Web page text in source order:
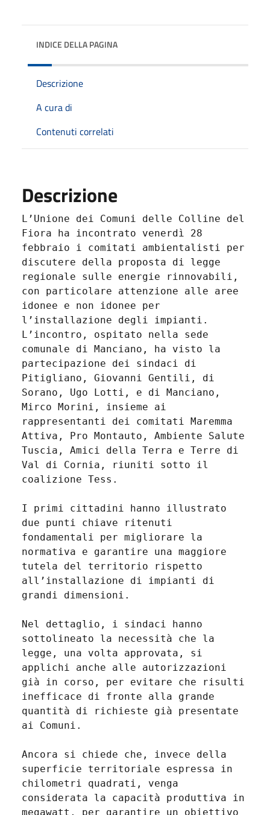
INDICE DELLA PAGINA
Descrizione
A cura di
Contenuti correlati
Descrizione
L’Unione dei Comuni delle Colline del
Fiora ha incontrato venerdì 28
febbraio i comitati ambientalisti per
discutere della proposta di legge
regionale sulle energie rinnovabili,
con particolare attenzione alle aree
idonee e non idonee per
l’installazione degli impianti.
L’incontro, ospitato nella sede
comunale di Manciano, ha visto la
partecipazione dei sindaci di
Pitigliano, Giovanni Gentili, di
Sorano, Ugo Lotti, e di Manciano,
Mirco Morini, insieme ai
rappresentanti dei comitati Maremma
Attiva, Pro Montauto, Ambiente Salute
Tuscia, Amici della Terra e Terre di
Val di Cornia, riuniti sotto il
coalizione Tess.
I primi cittadini hanno illustrato
due punti chiave ritenuti
fondamentali per migliorare la
normativa e garantire una maggiore
tutela del territorio rispetto
all’installazione di impianti di
grandi dimensioni.
Nel dettaglio, i sindaci hanno
sottolineato la necessità che la
legge, una volta approvata, si
applichi anche alle autorizzazioni
già in corso, per evitare che risulti
inefficace di fronte alla grande
quantità di richieste già presentate
ai Comuni.
Ancora si chiede che, invece della
superficie territoriale espressa in
chilometri quadrati, venga
considerata la capacità produttiva in
megawatt, per garantire un obiettivo